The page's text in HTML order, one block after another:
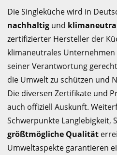
Die Singleküche wird in
nachhaltig und
zertifizierter Hersteller der
klimaneutrales Unternehmen
seiner Verantwortung
die Umwelt zu schützen und
Die diversen Zertifikate und
auch offiziell Auskunft.
Schwerpunkte Langlebigkeit,
größtmögliche Qualität
Umweltaspekte garantieren